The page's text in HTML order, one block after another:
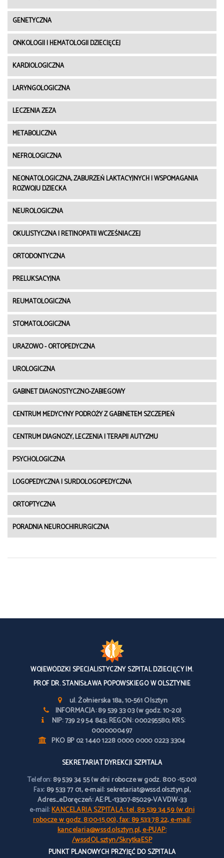
GENETYCZNA
ONKOLOGII I HEMATOLOGII DZIECIĘCEJ
KARDIOLOGICZNA
LARYNGOLOGICZNA
LECZENIA ZEZA
METABOLICZNA
NEFROLOGICZNA
NEONATOLOGICZNA, ZABURZEŃ LAKTACYJNYCH I WSPOMAGANIA
ROZWOJU DZIECKA
NEUROLOGICZNA
OKULISTYCZNA I RETINOPATII WCZEŚNIACZEJ
ORTODONTYCZNA
PRELUKSACYJNA
REUMATOLOGICZNA
STOMATOLOGICZNA
URAZOWO - ORTOPEDYCZNA
UROLOGICZNA
GABINET DIAGNOSTYCZNO-ZABIEGOWY
CENTRUM MEDYCYNY PODRÓŻY Z GABINETEM SZCZEPIEŃ
CENTRUM DIAGNOZY, LECZENIA I TERAPII AUTYZMU
PSYCHOLOGICZNA
LOGOPEDYCZNA I SURDOLOGOPEDYCZNA
ORTOPTYCZNA
PORADNIA NEUROCHIRURGICZNA
WOJEWÓDZKI SPECJALISTYCZNY SZPITAL DZIECIĘCY IM.
PROF DR. STANISŁAWA POPOWSKIEGO W OLSZTYNIE
ul. Żołnierska 18a, 10-561 Olsztyn
INFORMACJA: 89 539 33 03 (w godz. 10-20)
NIP: 739 29 54 843; REGON: 000295580; KRS:
0000000497
PKO BP 02 1440 1228 0000 0000 0223 3304
SEKRETARIAT DYREKCJI SZPITALA
Telefon:89 539 34 55 (w dni robocze w godz. 8:00 -15:00)
Fax:89 533 77 01, e-mail: sekretariat@wssd.olsztyn.pl,
Adres_eDoręczeń: AE:PL-13307-85029-VAVDW-33
e-mail:KANCELARIA SZPITALA: tel. 89 539 34 59 (w dni
robocze w godz. 8:00-15.00), fax: 89 533 78 22, e-mail:
kancelaria@wssd.olsztyn.pl, e-PUAP:
/wssdOLsztyn/SkrytkaESP
PUNKT PLANOWYCH PRZYJĘĆ DO SZPITALA